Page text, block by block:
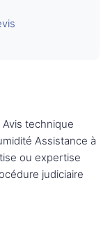
technique
Assistance à
ou expertise
judiciaire